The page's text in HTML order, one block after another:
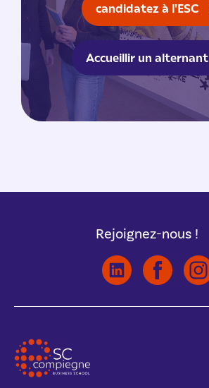
candidatez à l'ESC
Accueillir un alternant
Rejoignez-nous !